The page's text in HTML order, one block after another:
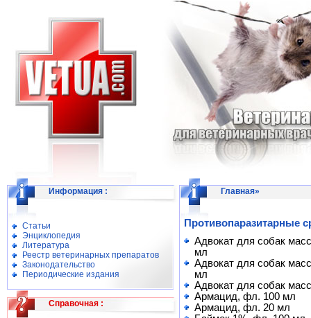
Информация :
Статьи
Энциклопедия
Литература
Реестр ветеринарных препаратов
Законодательство
Периодические издания
Справочная :
Главная»
Противопаразитарные
Адвокат для собак
мл
Адвокат для собак
мл
Адвокат для собак
Армацид, фл. 100 мл
Армацид, фл. 20 мл